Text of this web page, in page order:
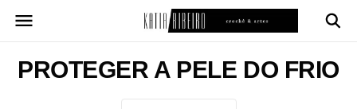
para
conteúdo
PROTEGER A PELE DO FRIO